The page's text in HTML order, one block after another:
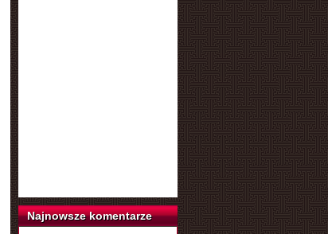
Najnowsze komentarze